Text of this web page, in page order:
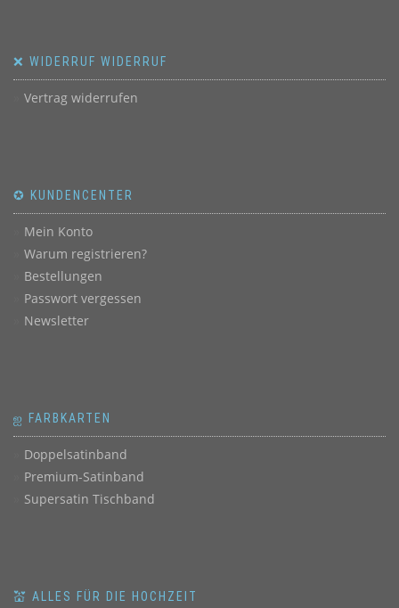
❌ WIDERRUF WIDERRUF
Vertrag widerrufen
✪ KUNDENCENTER
Mein Konto
Warum registrieren?
Bestellungen
Passwort vergessen
Newsletter
ஐ FARBKARTEN
Doppelsatinband
Premium-Satinband
Supersatin Tischband
💒 ALLES FÜR DIE HOCHZEIT